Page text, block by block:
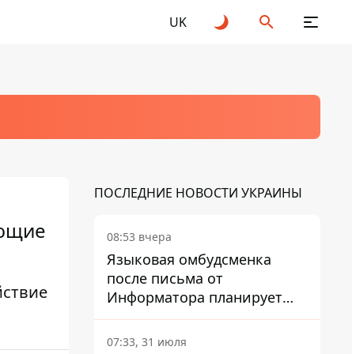
UK
ПОСЛЕДНИЕ НОВОСТИ УКРАИНЫ
08:53 вчера
Языковая омбудсменка
после письма от
Информатора планирует
наказать компанию-
подрядчика ПриватБанка
07:33, 31 июля